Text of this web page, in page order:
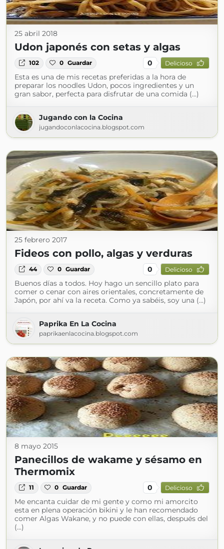
25 abril 2018
Udon japonés con setas y algas
102 0 Guardar 0 Delicioso
Esta es una de mis recetas preferidas a la hora de
preparar los noodles Udon, pocos ingredientes y un
gran sabor, perfecta para disfrutar de una comida (...)
Jugando con la Cocina
jugandoconlacocina.blogspot.com
25 febrero 2017
Fideos con pollo, algas y verduras
44 0 Guardar 0 Delicioso
Buenos días a todos. Hoy hago un sencillo plato para
comer o cenar con aires orientales, concretamente de
Japón, por ahí va la receta. Como ya sabéis, soy una (...)
Paprika En La Cocina
paprikaenlacocina.blogspot.com
8 mayo 2015
Panecillos de wakame y sésamo en
Thermomix
11 0 Guardar 0 Delicioso
Me encanta cuidar de mi gente y como mi amorcito
esta en plena operación bikini y le han recomendado
comer Algas Wakane, y no puede con ellas, después del
(...)